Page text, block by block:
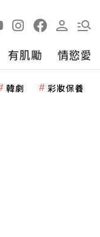
有肌勵 情慾愛
韓劇 彩妝保養